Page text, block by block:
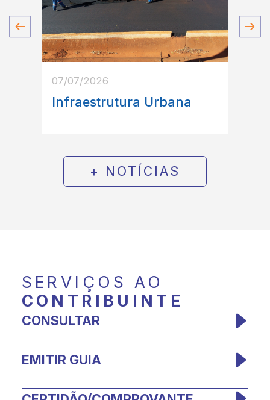
07/07/2026
Infraestrutura Urbana
+ NOTÍCIAS
SERVIÇOS AO
CONTRIBUINTE
CONSULTAR
EMITIR GUIA